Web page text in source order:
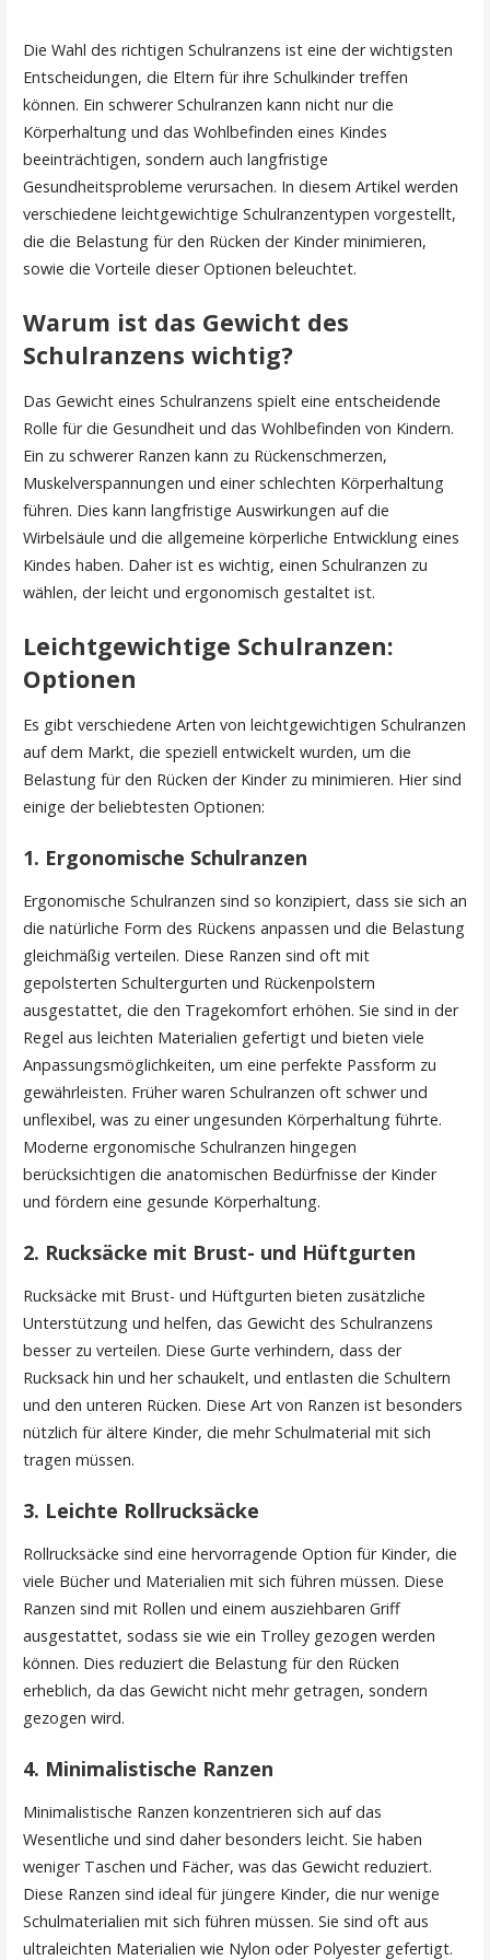
Die Wahl des richtigen Schulranzens ist eine der wichtigsten
Entscheidungen, die Eltern für ihre Schulkinder treffen
können. Ein schwerer Schulranzen kann nicht nur die
Körperhaltung und das Wohlbefinden eines Kindes
beeinträchtigen, sondern auch langfristige
Gesundheitsprobleme verursachen. In diesem Artikel werden
verschiedene leichtgewichtige Schulranzentypen vorgestellt,
die die Belastung für den Rücken der Kinder minimieren,
sowie die Vorteile dieser Optionen beleuchtet.
Warum ist das Gewicht des
Schulranzens wichtig?
Das Gewicht eines Schulranzens spielt eine entscheidende
Rolle für die Gesundheit und das Wohlbefinden von Kindern.
Ein zu schwerer Ranzen kann zu Rückenschmerzen,
Muskelverspannungen und einer schlechten Körperhaltung
führen. Dies kann langfristige Auswirkungen auf die
Wirbelsäule und die allgemeine körperliche Entwicklung eines
Kindes haben. Daher ist es wichtig, einen Schulranzen zu
wählen, der leicht und ergonomisch gestaltet ist.
Leichtgewichtige Schulranzen:
Optionen
Es gibt verschiedene Arten von leichtgewichtigen Schulranzen
auf dem Markt, die speziell entwickelt wurden, um die
Belastung für den Rücken der Kinder zu minimieren. Hier sind
einige der beliebtesten Optionen:
1. Ergonomische Schulranzen
Ergonomische Schulranzen sind so konzipiert, dass sie sich an
die natürliche Form des Rückens anpassen und die Belastung
gleichmäßig verteilen. Diese Ranzen sind oft mit
gepolsterten Schultergurten und Rückenpolstern
ausgestattet, die den Tragekomfort erhöhen. Sie sind in der
Regel aus leichten Materialien gefertigt und bieten viele
Anpassungsmöglichkeiten, um eine perfekte Passform zu
gewährleisten. Früher waren Schulranzen oft schwer und
unflexibel, was zu einer ungesunden Körperhaltung führte.
Moderne ergonomische Schulranzen hingegen
berücksichtigen die anatomischen Bedürfnisse der Kinder
und fördern eine gesunde Körperhaltung.
2. Rucksäcke mit Brust- und Hüftgurten
Rucksäcke mit Brust- und Hüftgurten bieten zusätzliche
Unterstützung und helfen, das Gewicht des Schulranzens
besser zu verteilen. Diese Gurte verhindern, dass der
Rucksack hin und her schaukelt, und entlasten die Schultern
und den unteren Rücken. Diese Art von Ranzen ist besonders
nützlich für ältere Kinder, die mehr Schulmaterial mit sich
tragen müssen.
3. Leichte Rollrucksäcke
Rollrucksäcke sind eine hervorragende Option für Kinder, die
viele Bücher und Materialien mit sich führen müssen. Diese
Ranzen sind mit Rollen und einem ausziehbaren Griff
ausgestattet, sodass sie wie ein Trolley gezogen werden
können. Dies reduziert die Belastung für den Rücken
erheblich, da das Gewicht nicht mehr getragen, sondern
gezogen wird.
4. Minimalistische Ranzen
Minimalistische Ranzen konzentrieren sich auf das
Wesentliche und sind daher besonders leicht. Sie haben
weniger Taschen und Fächer, was das Gewicht reduziert.
Diese Ranzen sind ideal für jüngere Kinder, die nur wenige
Schulmaterialien mit sich führen müssen. Sie sind oft aus
ultraleichten Materialien wie Nylon oder Polyester gefertigt.